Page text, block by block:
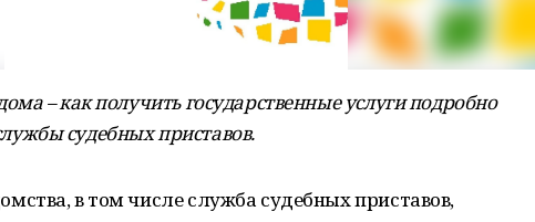
– как получить государственные услуги подробно
судебных приставов.
в том числе служба судебных приставов,